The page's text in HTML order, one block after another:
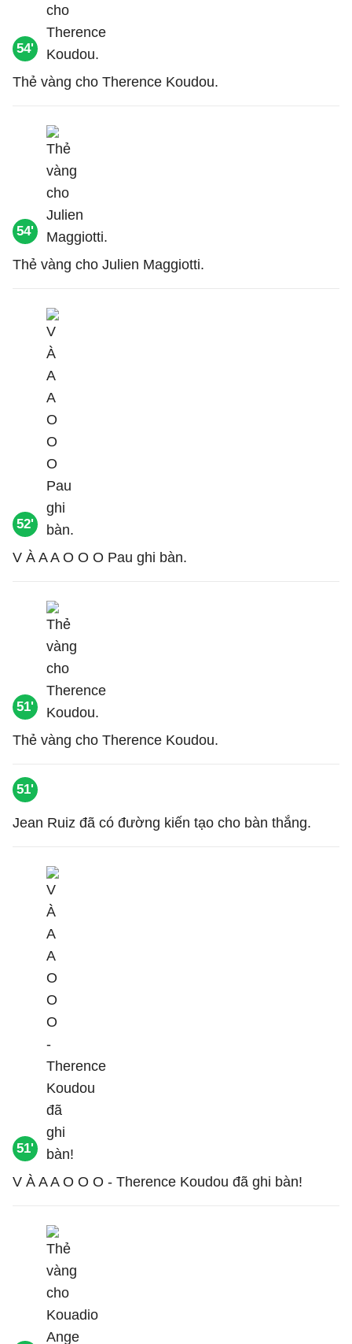
54'
Thẻ vàng cho Therence Koudou.
54'
Thẻ vàng cho Julien Maggiotti.
52'
V À A A O O O Pau ghi bàn.
51'
Thẻ vàng cho Therence Koudou.
51'
Jean Ruiz đã có đường kiến tạo cho bàn thắng.
51'
V À A A O O O - Therence Koudou đã ghi bàn!